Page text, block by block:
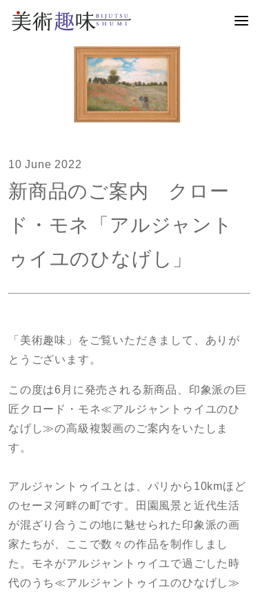
10 June 2022
新商品のご案内 クロー
ド・モネ「アルジャント
ゥイユのひなげし」
「美術趣味」をご覧いただきまして、ありが
とうございます。
この度は6月に発売される新商品、印象派の巨
匠クロード・モネ≪アルジャントゥイユのひ
なげし≫の高級複製画のご案内をいたしま
す。
アルジャントゥイユとは、パリから10kmほど
のセーヌ河畔の町です。田園風景と近代生活
が混ざり合うこの地に魅せられた印象派の画
家たちが、ここで数々の作品を制作しまし
た。モネがアルジャントゥイユで過ごした時
代のうち≪アルジャントゥイユのひなげし≫